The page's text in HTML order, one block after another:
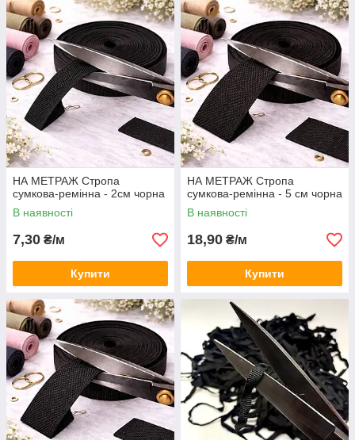
НА МЕТРАЖ Стропа
сумкова-ремінна - 2см чорна
В наявності
7,30 ₴/м
Купити
НА МЕТРАЖ Стропа
сумкова-ремінна - 5 см чорна
В наявності
18,90 ₴/м
Купити